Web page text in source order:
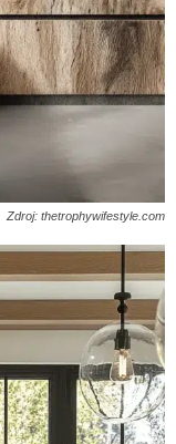
Zdroj: thetrophywifestyle.com